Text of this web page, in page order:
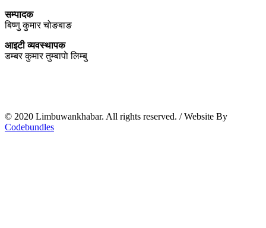
सम्पादक
बिष्णु कुमार चोङबाङ
आइटी व्यवस्थापक
डम्बर कुमार तुम्बापाे लिम्बु
© 2020 Limbuwankhabar. All rights reserved. /Website By
Codebundles